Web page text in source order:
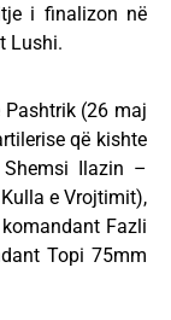
i finalizon në
Lushi.
Pashtrik (26 maj
që kishte
Ilazin –
e Vrojtimit),
Fazli
Topi 75mm